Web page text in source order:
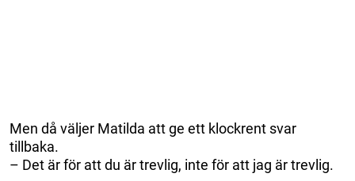
Men då väljer Matilda att ge ett klockrent svar
tillbaka.
– Det är för att du är trevlig, inte för att jag är trevlig.